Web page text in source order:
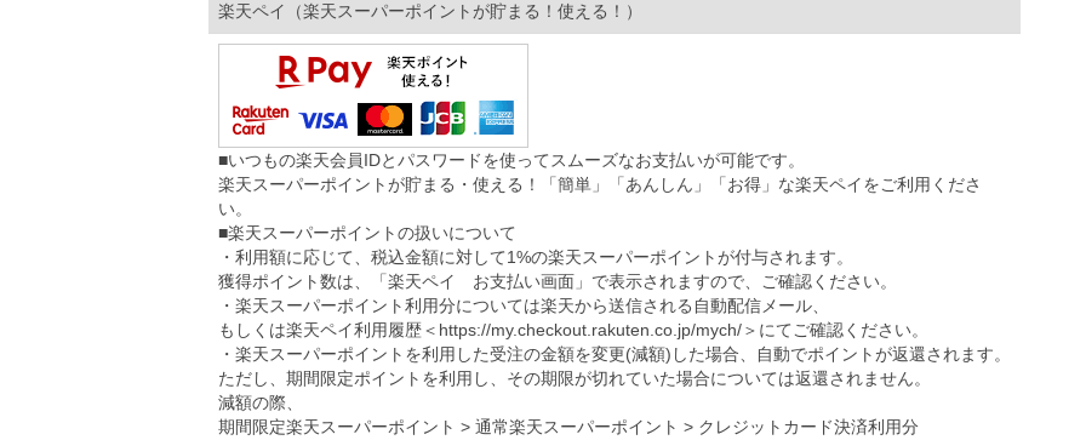
楽天ペイ（楽天スーパーポイントが貯まる！使える！）
■いつもの楽天会員IDとパスワードを使ってスムーズなお支払いが可能です。
楽天スーパーポイントが貯まる・使える！「簡単」「あんしん」「お得」な楽天ペイをご利用くださ
い。
■楽天スーパーポイントの扱いについて
・利用額に応じて、税込金額に対して1%の楽天スーパーポイントが付与されます。
獲得ポイント数は、「楽天ペイ お支払い画面」で表示されますので、ご確認ください。
・楽天スーパーポイント利用分については楽天から送信される自動配信メール、
もしくは楽天ペイ利用履歴＜ https://my.checkout.rakuten.co.jp/mych/＞にてご確認ください。
・楽天スーパーポイントを利用した受注の金額を変更(減額)した場合、自動でポイントが返還されます。
ただし、期間限定ポイントを利用し、その期限が切れていた場合については返還されません。
減額の際、
期間限定楽天スーパーポイント > 通常楽天スーパーポイント > クレジットカード決済利用分